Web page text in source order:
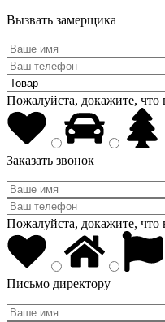
Вызвать замерщика
Пожалуйста, докажите, что
Заказать звонок
Пожалуйста, докажите, что
Письмо директору